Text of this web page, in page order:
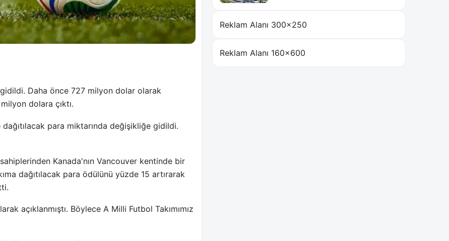
Daha önce 727 milyon dolar olarak
dolara çıktı.
para miktarında değişikliğe gidildi.
Kanada'nın Vancouver kentinde bir
dağıtılacak para ödülünü yüzde 15 artırarak
açıklanmıştı. Böylece A Milli Futbol Takımımız
Reklam Alanı 300×250
Reklam Alanı 160×600